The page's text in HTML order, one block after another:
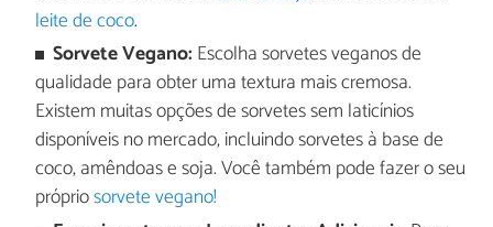
leite de coco.
Sorvete Vegano: Escolha sorvetes veganos de
qualidade para obter uma textura mais cremosa.
Existem muitas opções de sorvetes sem laticínios
disponíveis no mercado, incluindo sorvetes à base de
coco, amêndoas e soja. Você também pode fazer o seu
própriosorvete vegano!